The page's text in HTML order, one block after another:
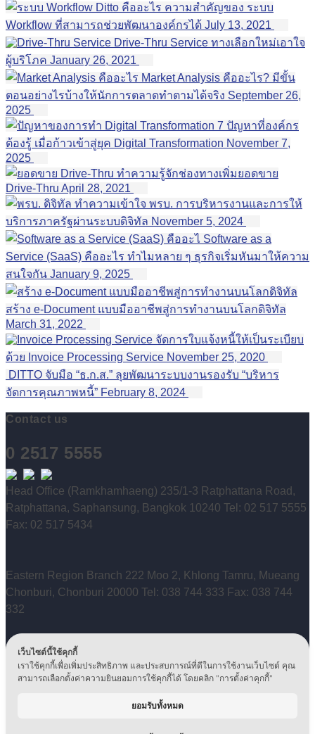
ความสำคัญของ ระบบ
Workflow ที่สามารถช่วยพัฒนาองค์กรได้ July 13, 2021
Drive-Thru Service ทางเลือกใหม่เอาใจ
ผู้บริโภค January 26, 2021
Market Analysis คืออะไร? มีขั้น
ตอนอย่างไรบ้างให้นักการตลาดทำตามได้จริง September 26,
2025
7 ปัญหาที่องค์กร
ต้องรู้ เมื่อก้าวเข้าสู่ยุค Digital Transformation November 7,
2025
ทำความรู้จักช่องทางเพิ่มยอดขาย
Drive-Thru April 28, 2021
ทำความเข้าใจ พรบ. การบริหารงานและการให้
บริการภาครัฐผ่านระบบดิจิทัล November 5, 2024
Software as a
Service (SaaS) คืออะไร ทำไมหลาย ๆ ธุรกิจเริ่มหันมาให้ความ
สนใจกัน January 9, 2025
สร้าง e-Document แบบมืออาชีพสู่การทำงานบนโลกดิจิทัล
March 31, 2022
จัดการใบแจ้งหนี้ให้เป็นระเบียบ
ด้วย Invoice Processing Service November 25, 2020
DITTO จับมือ “ธ.ก.ส.” ลุยพัฒนาระบบงานรองรับ “บริหาร
จัดการคุณภาพหนี้” February 8, 2024
Contact us
0 2517 5555
Head Office (Ramkhamhaeng) 235/1-3 Ratphattana Road,
Ratphattana, Saphansung, Bangkok 10240 Tel: 02 517 5555
Fax: 02 517 5434
Eastern Region Branch 222 Moo 2, Khlong Tamru, Mueang
Chonburi, Chonburi 20000 Tel: 038 744 333 Fax: 038 744
332
Technical Service Center 40 Udomsuk Road, Nong Bon,
Prawet, Bangkok 10250 Tel: 0 2399 5500 / 0 2746 6946-49
Copyright © 2024, Ditto (Thailand) PCL. All Rights
เว็บไซต์นี้ใช้คุกกี้
เราใช้คุกกี้เพื่อเพิ่มประสิทธิภาพ และประสบการณ์ที่ดีในการใช้งานเว็บไซต์ คุณ
สามารถเลือกตั้งค่าความยินยอมการใช้คุกกี้ได้ โดยคลิก "การตั้งค่าคุกกี้"
ยอมรับทั้งหมด